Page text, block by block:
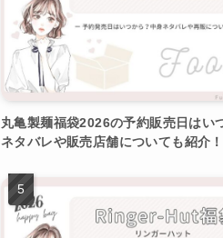
丸亀製麺福袋2026の予約販売日はい
ネタバレや販売店舗についても紹介！